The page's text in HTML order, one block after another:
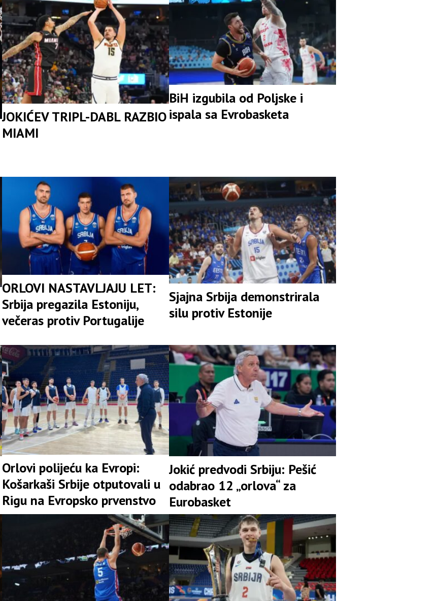
JOKIĆEV TRIPL-DABL RAZBIO
MIAMI
BiH izgubila od Poljske i
ispala sa Evrobasketa
ORLOVI NASTAVLJAJU LET:
Srbija pregazila Estoniju,
večeras protiv Portugalije
Sjajna Srbija demonstrirala
silu protiv Estonije
Orlovi polijeću ka Evropi:
Košarkaši Srbije otputovali u
Rigu na Evropsko prvenstvo
Jokić predvodi Srbiju: Pešić
odabrao 12 „orlova“ za
Eurobasket